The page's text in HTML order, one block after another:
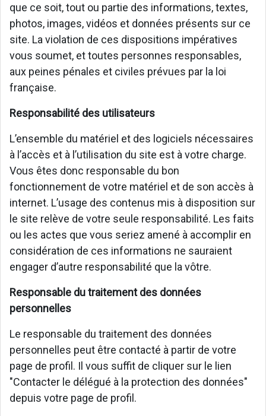
que ce soit, tout ou partie des informations, textes,
photos, images, vidéos et données présents sur ce
site. La violation de ces dispositions impératives
vous soumet, et toutes personnes responsables,
aux peines pénales et civiles prévues par la loi
française.
Responsabilité des utilisateurs
L’ensemble du matériel et des logiciels nécessaires
à l’accès et à l’utilisation du site est à votre charge.
Vous êtes donc responsable du bon
fonctionnement de votre matériel et de son accès à
internet. L’usage des contenus mis à disposition sur
le site relève de votre seule responsabilité. Les faits
ou les actes que vous seriez amené à accomplir en
considération de ces informations ne sauraient
engager d’autre responsabilité que la vôtre.
Responsable du traitement des données
personnelles
Le responsable du traitement des données
personnelles peut être contacté à partir de votre
page de profil. Il vous suffit de cliquer sur le lien
"Contacter le délégué à la protection des données"
depuis votre page de profil.